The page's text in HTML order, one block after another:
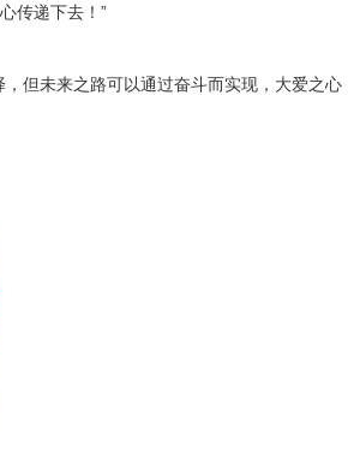
传递下去！”
但未来之路可以通过奋斗而实现，大爱之心